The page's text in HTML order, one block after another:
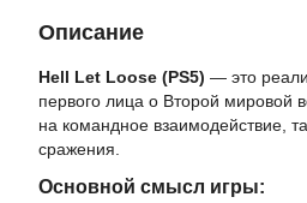
Описание
Hell Let Loose (PS5) — это
первого лица о Второй мировой
на командное взаимодействие,
сражения.
Основной смысл игры: